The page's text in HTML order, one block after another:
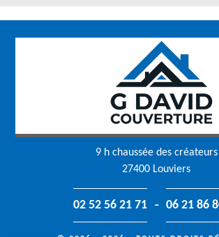
9 h chaussée des créateurs
27400 Louviers
02 52 56 21 71 - 06 21 86